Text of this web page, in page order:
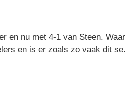
en nu met 4-1 van Steen.
en is er zoals zo vaak dit